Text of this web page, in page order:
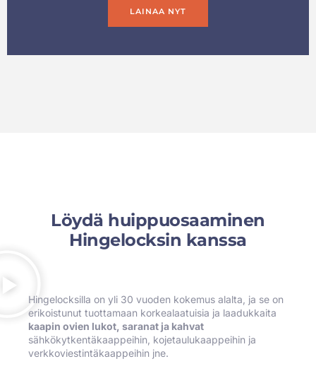
LAINAA NYT
Löydä huippuosaaminen
Hingelocksin kanssa
Hingelocksilla on yli 30 vuoden kokemus alalta, ja se on
erikoistunut tuottamaan korkealaatuisia ja laadukkaita
kaapin ovien lukot, saranat ja kahvat
sähkökytkentäkaappeihin, kojetaulukaappeihin ja
verkkoviestintäkaappeihin jne.